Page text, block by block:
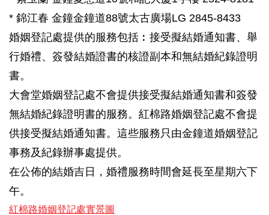
* 錦江春 金鐘金鐘道88號太古廣場LG 2845-8433
婚姻登記處提供的服務包括︰接受擬結婚通知書、舉
行婚禮、簽發結婚證書的核證副本和無結婚紀錄證明
書。
大會堂婚姻登記處不會提供接受擬結婚通知書和簽發
無結婚紀錄證明書的服務。紅棉路婚姻登記處不會提
供接受擬結婚通知書。這些服務只由金鐘道婚姻登記
事務及紀錄辦事處提供。
在公佈的結婚吉日，婚禮服務時間會延長至星期六下
午。
紅棉路婚姻登記處實景圖